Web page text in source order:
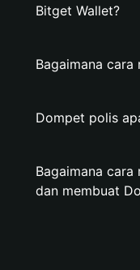
Bitget Wallet?
Bagaimana
Dompet polis
Bagaimana cara
dan membuat